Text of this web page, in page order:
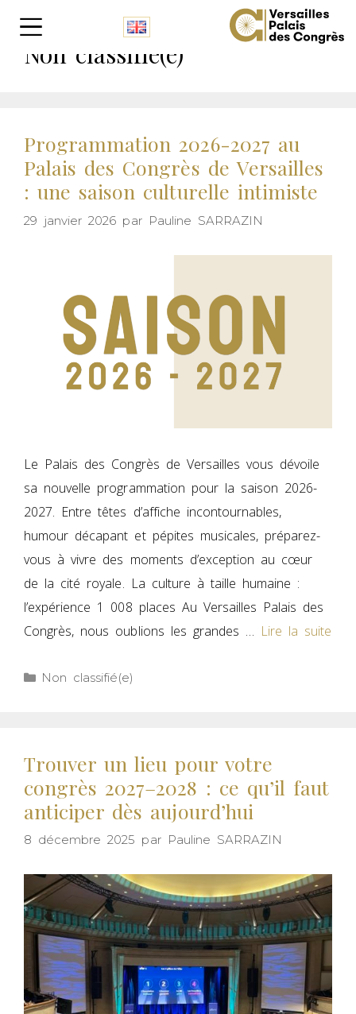
Non classifié(e)
Programmation 2026-2027 au
Palais des Congrès de Versailles
: une saison culturelle intimiste
29 janvier 2026 par Pauline SARRAZIN
Le Palais des Congrès de Versailles vous dévoile
sa nouvelle programmation pour la saison 2026-
2027. Entre têtes d’affiche incontournables,
humour décapant et pépites musicales, préparez-
vous à vivre des moments d’exception au cœur
de la cité royale. La culture à taille humaine :
l’expérience 1 008 places Au Versailles Palais des
Congrès, nous oublions les grandes … Lire la suite
Non classifié(e)
Trouver un lieu pour votre
congrès 2027–2028 : ce qu’il faut
anticiper dès aujourd’hui
8 décembre 2025 par Pauline SARRAZIN